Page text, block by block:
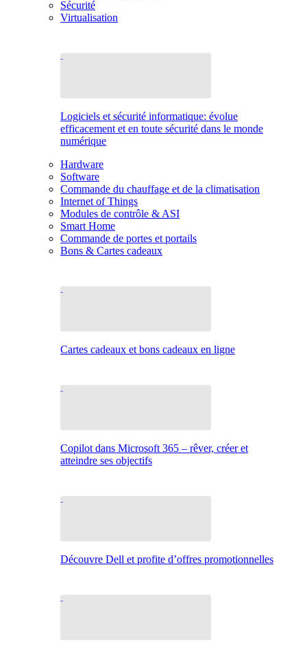
Sécurité
Virtualisation
Logiciels et sécurité informatique: évolue
efficacement et en toute sécurité dans le monde
numérique
Hardware
Software
Commande du chauffage et de la climatisation
Internet of Things
Modules de contrôle & ASI
Smart Home
Commande de portes et portails
Bons & Cartes cadeaux
Cartes cadeaux et bons cadeaux en ligne
Copilot dans Microsoft 365 – rêver, créer et
atteindre ses objectifs
Découvre Dell et profite d’offres promotionnelles